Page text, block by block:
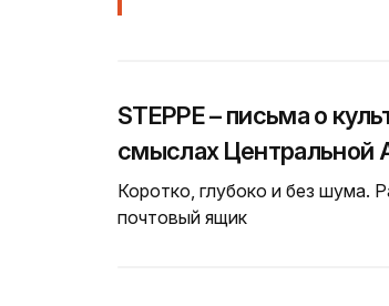
STEPPE – письма о
смыслах Центральной
Коротко, глубоко и без шума.
почтовый ящик